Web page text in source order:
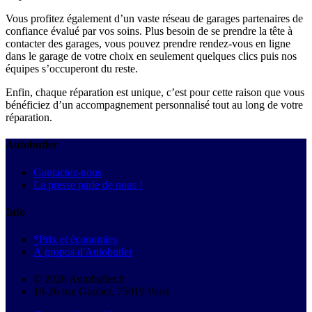
Vous profitez également d’un vaste réseau de garages partenaires de
confiance évalué par vos soins. Plus besoin de se prendre la tête à
contacter des garages, vous pouvez prendre rendez-vous en ligne
dans le garage de votre choix en seulement quelques clics puis nos
équipes s’occuperont du reste.
Enfin, chaque réparation est unique, c’est pour cette raison que vous
bénéficiez d’un accompagnement personnalisé tout au long de votre
réparation.
Autobutler
Contactez-nous
La presse parle de nous !
Info
*Prix et économies
À propos d'Autobutler
© 2026 Autobutler.fr
18-26 rue Goubet, 75019 Paris